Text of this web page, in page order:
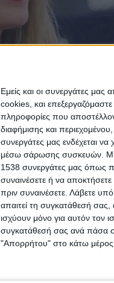
Εμείς και οι συνεργάτες
cookies, και
πληροφορίες που
διαφήμισης και
συνεργάτες μας ενδέχεται
μέσω σάρωσης συσκευών.
1538 συνεργάτες μας όπως
συναινέσετε ή να
πριν συναινέσετε. Λάβετε
απαιτεί τη συγκατάθεσή σας,
ισχύουν μόνο για αυτόν τον
συγκατάθεσή σας ανά πάσα
"Απορρήτου" στο κάτω μέρος